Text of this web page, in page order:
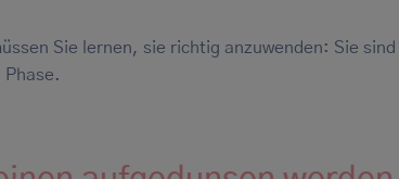
Sie lernen, sie richtig anzuwenden: Sie sind